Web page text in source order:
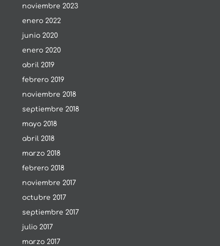
noviembre 2023
enero 2022
junio 2020
enero 2020
abril 2019
febrero 2019
noviembre 2018
septiembre 2018
mayo 2018
abril 2018
marzo 2018
febrero 2018
noviembre 2017
octubre 2017
septiembre 2017
julio 2017
marzo 2017